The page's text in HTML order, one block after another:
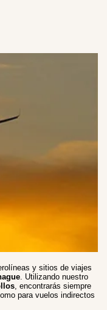
y sitios de viajes
. Utilizando nuestro
, encontrarás siempre
para vuelos indirectos